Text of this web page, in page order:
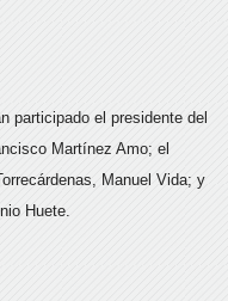
participado el presidente del
Martínez Amo; el
Manuel Vida; y
Huete.